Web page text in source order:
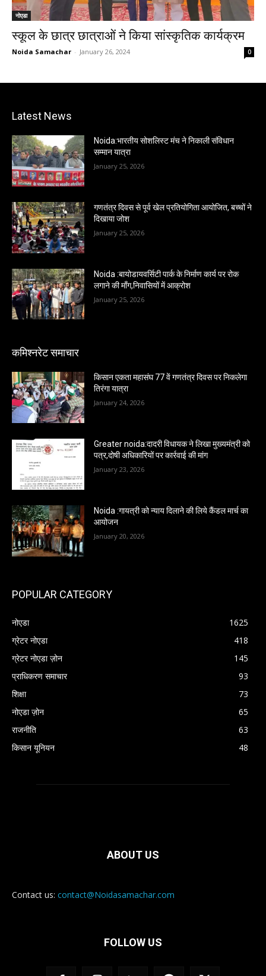
नोएडा
स्कूल के छात्र छात्राओं ने किया सांस्कृतिक कार्यक्रम
Noida Samachar - January 26, 2024 0
Latest News
Noida:भारतीय सोशलिस्ट मंच ने निकाली संविधान
सम्मान यात्रा
January 25, 2026
गणतंत्र दिवस से पूर्व खेल प्रतियोगिता आयोजित, बच्चों ने
दिखाया जोश
January 25, 2026
Noida :बायोडायवर्सिटी पार्क के निर्माण कार्य पर रोक
लगाने की माँग,निवासियों में आक्रोश
January 25, 2026
कमिश्नरेट समाचार
किसान एकता महासंघ 77 वें गणतंत्र दिवस पर निकलेगा
तिरंगा यात्रा
January 24, 2026
Greater noida:दादरी विधायक ने लिखा मुख्यमंत्री को
पत्र,दोषी अधिकारियों पर कार्रवाई की मांग
January 23, 2026
Noida :गायत्री को न्याय दिलाने की लिये कैंडल मार्च का
आयोजन
January 20, 2026
POPULAR CATEGORY
नोएडा
1625
ग्रेटर नोएडा
418
ग्रेटर नोएडा ज़ोन
145
प्राधिकरण समाचार
93
शिक्षा
73
नोएडा ज़ोन
65
राजनीति
63
किसान यूनियन
48
ABOUT US
Contact us: contact@Noidasamachar.com
FOLLOW US